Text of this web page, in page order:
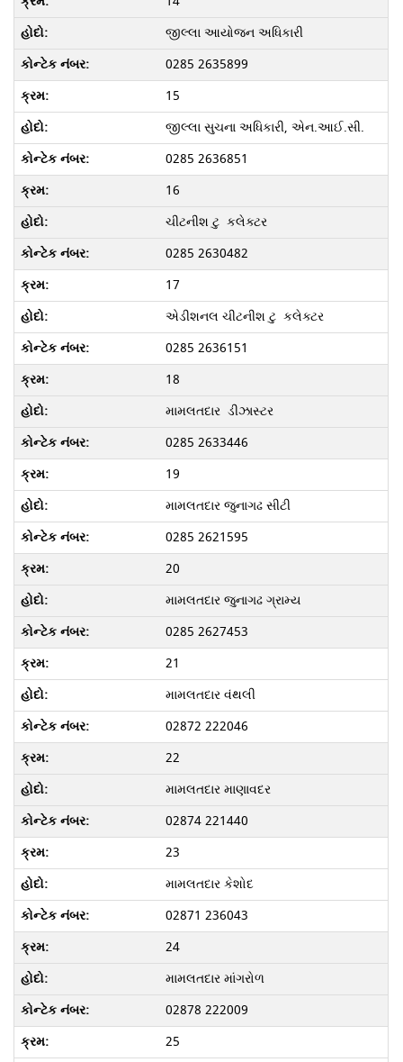
જીલ્લા આયોજન અધિકારી
0285 2635899
15
જીલ્લા સુચના અધિકારી, એન.આઈ.સી.
0285 2636851
16
ચીટનીશ ટુ કલેક્ટર
0285 2630482
17
એડીશનલ ચીટનીશ ટુ કલેક્ટર
0285 2636151
18
મામલતદાર ડીઝાસ્ટર
0285 2633446
19
મામલતદાર જુનાગઢ સીટી
0285 2621595
20
મામલતદાર જુનાગઢ ગ્રામ્ય
0285 2627453
21
મામલતદાર વંથલી
02872 222046
22
મામલતદાર માણાવદર
02874 221440
23
મામલતદાર કેશોદ
02871 236043
24
મામલતદાર માંગરોળ
02878 222009
25